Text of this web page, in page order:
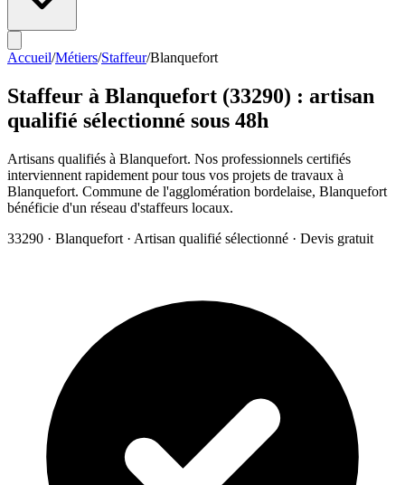
Accueil/Métiers/Staffeur/Blanquefort
Staffeur à Blanquefort (33290) : artisan
qualifié sélectionné sous 48h
Artisans qualifiés à Blanquefort. Nos professionnels certifiés
interviennent rapidement pour tous vos projets de travaux à
Blanquefort. Commune de l'agglomération bordelaise, Blanquefort
bénéficie d'un réseau d'staffeurs locaux.
33290 · Blanquefort · Artisan qualifié sélectionné · Devis gratuit